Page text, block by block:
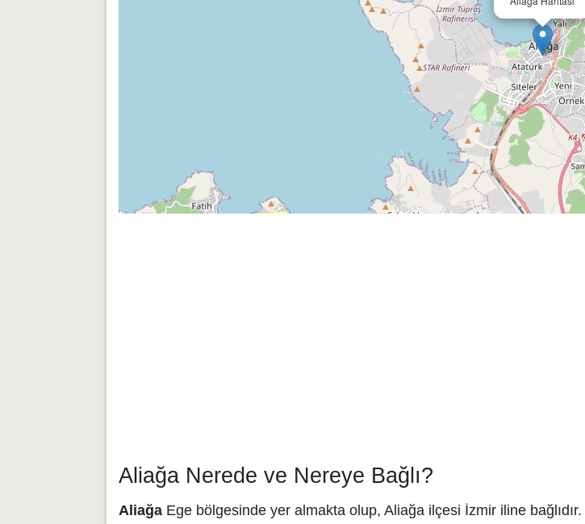
Aliağa Nerede ve Nereye Bağlı?
Aliağa Ege bölgesinde yer almakta olup, Aliağa ilçesi İzmir iline bağlıdır.